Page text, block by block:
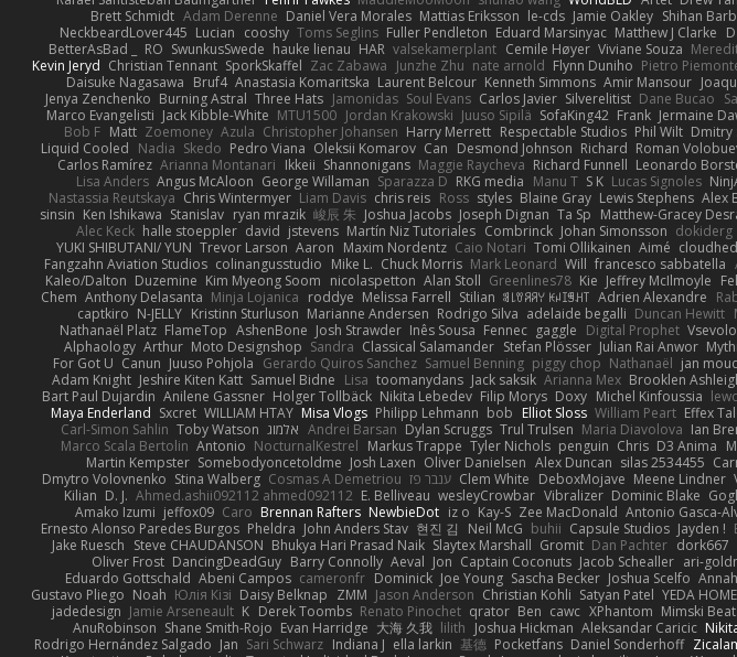
Brett Schmidt Adam Derenne Daniel Vera Morales Mattias Eriksson le-cds Jamie Oakley Shihan
NeckbeardLover445 Lucian cooshy Toms Seglins Fuller Pendleton Eduard Marsinyac Matthew J Clarke
BetterAsBad _
RO SwunkusSwede hauke lienau HAR valsekamerplant Cemile Høyer Viviane Souza
Kevin Jeryd Christian Tennant SporkSkaffel Zac Zabawa Junzhe Zhu nate arnold Flynn Duniho Pietro
Daisuke Nagasawa Bruf4 Anastasia Komaritska Laurent Belcour Kenneth Simmons Amir Mansour
Jenya Zenchenko Burning Astral Three Hats Jamonidas Soul Evans Carlos Javier Silverelitist Dane Bucao
Marco Evangelisti Jack Kibble-White MTU1500 Jordan Krakowski Juuso Sipilä SofaKing42 Frank Jermaine
Bob F Matt Zoemoney Azula Christopher Johansen Harry Merrett Respectable Studios Phil Wilt Dmitry
Liquid Cooled Nadia Skedo Pedro Viana Oleksii Komarov Can Desmond Johnson Richard Roman
Carlos Ramírez Arianna Montanari Ikkeii Shannonigans Maggie Raycheva Richard Funnell Leonardo
Lisa Anders Angus McAloon George Willaman Sparazza D RKG media Manu T S K Lucas Signoles
Nastassia Reutskaya Chris Wintermyer Liam Davis chris reis Ross styles Blaine Gray Lewis Stephens Alex
sinsin Ken Ishikawa Stanislav ryan mrazik 峻辰 朱 Joshua Jacobs Joseph Dignan Ta Sp Matthew-Gracey
Alec Keck halle stoeppler david jstevens Martín Niz Tutoriales Combrinck Johan Simonsson dokiderg
YUKI SHIBUTANI/ YUN Trevor Larson Aaron Maxim Nordentz Caio Notari Tomi Ollikainen Aimé cloudhed
Fangzahn Aviation Studios colinangusstudio Mike L. Chuck Morris Mark Leonard Will francesco sabbatella
Kaleo/Dalton Duzemine Kim Myeong Soom nicolaspetton Alan Stoll Greenlines78 Kie Jeffrey McIlmoyle
Chem Anthony Delasanta Minja Lojanica roddye Melissa Farrell Stilian ꌃ꒒ꀎꋪꋪꌩ ꀘꈤꀤꁅꃅ꓄ Adrien Alexandre
captkiro N-JELLY Kristinn Sturluson Marianne Andersen Rodrigo Silva adelaide begalli Duncan Hewitt
Nathanaël Platz FlameTop AshenBone Josh Strawder Inês Sousa Fennec gaggle Digital Prophet
Alphaology Arthur Moto Designshop Sandra Classical Salamander Stefan Plösser Julian Rai Anwor
For Got U Canun Juuso Pohjola Gerardo Quiros Sanchez Samuel Benning piggy chop Nathanaël jan
Adam Knight Jeshire Kiten Katt Samuel Bidne Lisa toomanydans Jack saksik Arianna Mex Brooklen
Bart Paul Dujardin Anilene Gassner Holger Tollbäck Nikita Lebedev Filip Morys Doxy Michel Kinfoussia
Maya Enderland Sxcret WILLIAM HTAY Misa Vlogs Philipp Lehmann bob Elliot Sloss William Peart Effex
Carl-Simon Sahlin Toby Watson אלמוג Andrei Barsan Dylan Scruggs Trul Trulsen Maria Diavolova Ian
Marco Scala Bertolin Antonio NocturnalKestrel Markus Trappe Tyler Nichols penguin Chris D3 Anima
Martin Kempster Somebodyoncetoldme Josh Laxen Oliver Danielsen Alex Duncan silas 2534455
Dmytro Volovnenko Stina Walberg Cosmas A Demetriou ענבר פז Clem White DeboxMojave Meene Lindner
Kilian D. J. Ahmed.ashii092112 ahmed092112 E. Belliveau wesleyCrowbar Vibralizer Dominic Blake
Amako Izumi jeffox09 Caro Brennan Rafters NewbieDot iz o Kay-S Zee MacDonald Antonio Gasca-
Ernesto Alonso Paredes Burgos Pheldra John Anders Stav 현진 김 Neil McG buhii Capsule Studios Jayden !
Jake Ruesch Steve CHAUDANSON Bhukya Hari Prasad Naik Slaytex Marshall Gromit Dan Pachter dork667
Oliver Frost DancingDeadGuy Barry Connolly Aeval Jon Captain Coconuts Jacob Schealler ari-
Eduardo Gottschald Abeni Campos cameronfr Dominick Joe Young Sascha Becker Joshua Scelfo
Gustavo Pliego Noah Юлія Кізі Daisy Belknap ZMM Jason Anderson Christian Kohli Satyan Patel YEDA
jadedesign Jamie Arseneault K Derek Toombs Renato Pinochet qrator Ben cawc XPhantom Mimski
AnuRobinson Shane Smith-Rojo Evan Harridge 大海 久我 lilith Joshua Hickman Aleksandar Caricic
Rodrigo Hernández Salgado Jan Sari Schwarz Indiana J ella larkin 基德 Pocketfans Daniel Sonderhoff